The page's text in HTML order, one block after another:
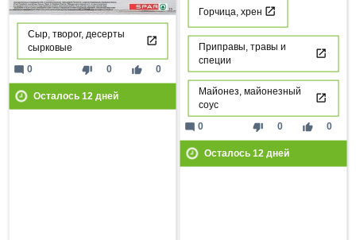
Горчица, хрен
Приправы, травы и
специи
Майонез, майонезный
соус
thumb_down 0 thumb_up 0
mode_comment 0
Осталось 12дней
Сыр, творог, десерты
сырковые
thumb_down 0 thumb_up 0
mode_comment 0
Осталось 12дней